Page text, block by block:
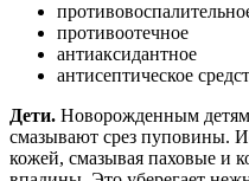
противоотечное
антиаксидантное
антисептическое
Дети. Новорожденным
смазывают срез пуповины.
кожей, смазывая паховые и